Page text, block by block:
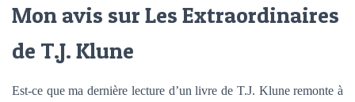
Mon avis sur Les Extraordinaires
de T.J. Klune
Est-ce que ma dernière lecture d’un livre de T.J. Klune remonte à